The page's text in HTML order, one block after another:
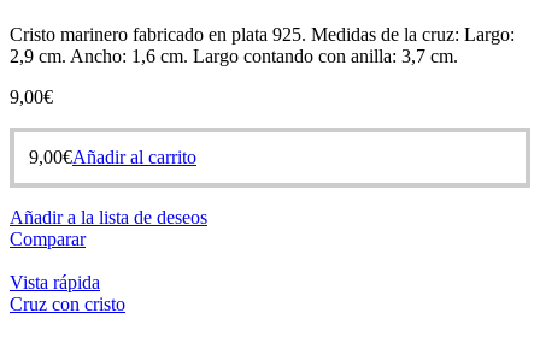
Cristo marinero fabricado en plata 925. Medidas de la cruz: Largo:
2,9 cm. Ancho: 1,6 cm. Largo contando con anilla: 3,7 cm.
9,00€
9,00€Añadir al carrito
Añadir a la lista de deseos
Comparar
Vista rápida
Cruz con cristo